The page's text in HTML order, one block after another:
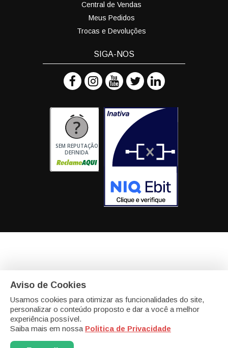
Central de Vendas
Meus Pedidos
Trocas e Devoluções
SIGA-NOS
SEM REPUTAÇÃO
DEFINIDA
eCadeiras - MatrizAv. Portugal, 46 - modulo 20 e 21
SP - SP CEP: 06696-060
eCadeiras - Filial - Biomater Bioplásticos Com. Imp. Exp.
LtdaCNPJ: 13.589.504/0008-07R. Cristovam de Vita, 260 Galpão 9
Aviso de Cookies
Usamos cookies para otimizar as funcionalidades do site,
personalizar o conteúdo proposto e dar a você a melhor
experiência possível.
Saiba mais em nossa Politica de Privacidade